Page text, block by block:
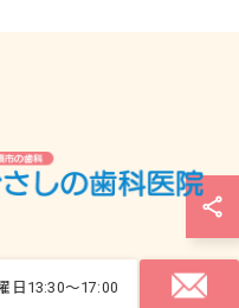
日13:30～17:00